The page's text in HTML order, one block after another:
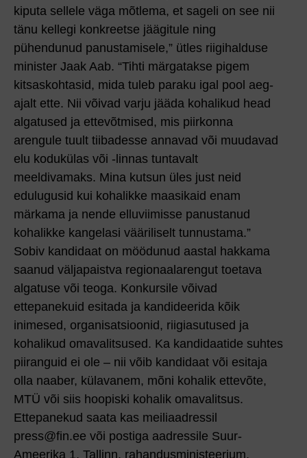
kiputa sellele väga mõtlema, et sageli on see nii
tänu kellegi konkreetse jäägitule ning
pühendunud panustamisele,” ütles riigihalduse
minister Jaak Aab. “Tihti märgatakse pigem
kitsaskohtasid, mida tuleb paraku igal pool aeg-
ajalt ette. Nii võivad varju jääda kohalikud head
algatused ja ettevõtmised, mis piirkonna
arengule tuult tiibadesse annavad või muudavad
elu kodukülas või -linnas tuntavalt
meeldivamaks. Mina kutsun üles just neid
edulugusid kui kohalikke maasikaid enam
märkama ja nende elluviimisse panustanud
kohalikke kangelasi vääriliselt tunnustama.”
Sobiv kandidaat on möödunud aastal hakkama
saanud väljapaistva regionaalarengut toetava
algatuse või teoga. Konkursile võivad
ettepanekuid esitada ja kandideerida kõik
inimesed, organisatsioonid, riigiasutused ja
kohalikud omavalitsused. Ka kandidaatide suhtes
piiranguid ei ole – nii võib kandidaat või esitaja
olla naaber, külavanem, mõni kohalik ettevõte,
MTÜ või siis hoopiski kohalik omavalitsus.
Ettepanekud saata kas meiliaadressil
press@fin.ee või postiga aadressile Suur-
Ameerika 1, Tallinn, rahandus­ministeerium,